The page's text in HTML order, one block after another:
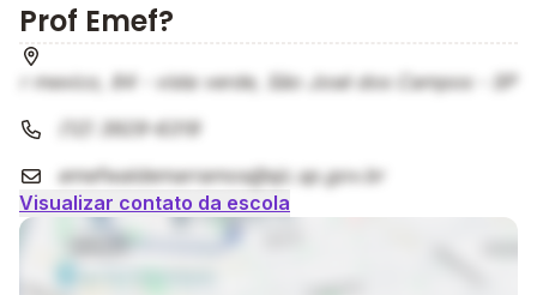
Prof Emef?
r mexico, 84 - vista verde, São José dos Campos - SP
(12) 3929-6319
emefwaldemarramos@sjc.sp.gov.br
Visualizar contato da escola